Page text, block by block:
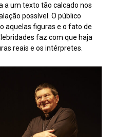
a um texto tão calcado nos
possível. O público
aquelas figuras e o fato de
faz com que haja
reais e os intérpretes.